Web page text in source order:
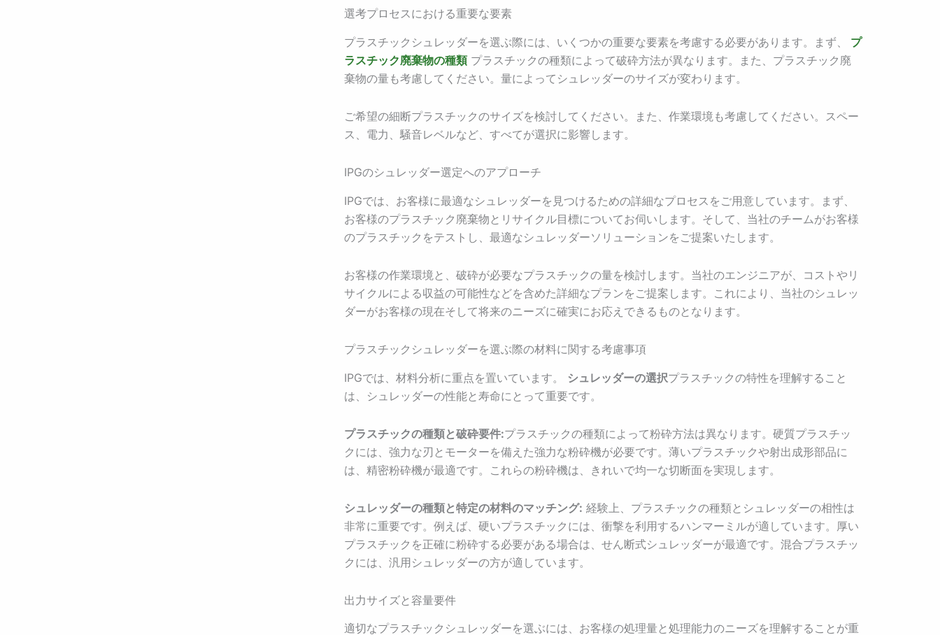
選考プロセスにおける重要な要素
プラスチックシュレッダーを選ぶ際には、いくつかの重要な要素を考慮する必要があります。まず、
プ
ラスチック廃棄物の種類プラスチックの種類によって破砕方法が異なります。また、プラスチック廃
棄物の量も考慮してください。量によってシュレッダーのサイズが変わります。
ご希望の細断プラスチックのサイズを検討してください。また、作業環境も考慮してください。スペー
ス、電力、騒音レベルなど、すべてが選択に影響します。
IPGのシュレッダー選定へのアプローチ
IPGでは、お客様に最適なシュレッダーを見つけるための詳細なプロセスをご用意しています。まず、
お客様のプラスチック廃棄物とリサイクル目標についてお伺いします。そして、当社のチームがお客様
のプラスチックをテストし、最適なシュレッダーソリューションをご提案いたします。
お客様の作業環境と、破砕が必要なプラスチックの量を検討します。当社のエンジニアが、コストやリ
サイクルによる収益の可能性などを含めた詳細なプランをご提案します。これにより、当社のシュレッ
ダーがお客様の現在そして将来のニーズに確実にお応えできるものとなります。
プラスチックシュレッダーを選ぶ際の材料に関する考慮事項
IPGでは、材料分析に重点を置いています。 シュレッダーの選択プラスチックの特性を理解すること
は、シュレッダーの性能と寿命にとって重要です。
プラスチックの種類と破砕要件:プラスチックの種類によって粉砕方法は異なります。硬質プラスチッ
クには、強力な刃とモーターを備えた強力な粉砕機が必要です。薄いプラスチックや射出成形部品に
は、精密粉砕機が最適です。これらの粉砕機は、きれいで均一な切断面を実現します。
シュレッダーの種類と特定の材料のマッチング: 経験上、プラスチックの種類とシュレッダーの相性は
非常に重要です。例えば、硬いプラスチックには、衝撃を利用するハンマーミルが適しています。厚い
プラスチックを正確に粉砕する必要がある場合は、せん断式シュレッダーが最適です。混合プラスチッ
クには、汎用シュレッダーの方が適しています。
出力サイズと容量要件
適切なプラスチックシュレッダーを選ぶには、お客様の処理量と処理能力のニーズを理解することが重